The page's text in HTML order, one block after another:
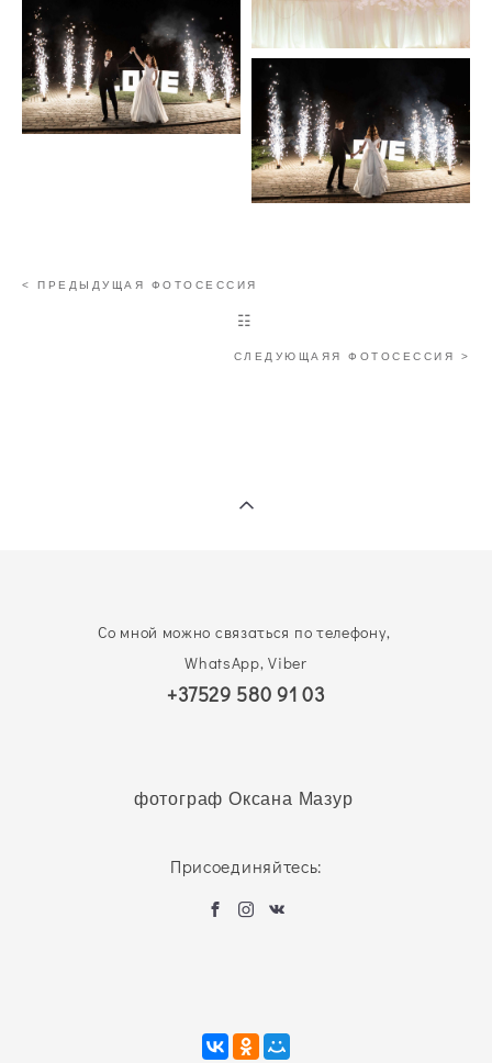
< ПРЕДЫДУЩАЯ ФОТОСЕССИЯ
☷
СЛЕДУЮЩАЯЯ ФОТОСЕССИЯ >
Со мной можно связаться по телефону,
WhatsApp, Viber
+37529 580 91 03
фотограф Оксана Мазур
Присоединяйтесь: